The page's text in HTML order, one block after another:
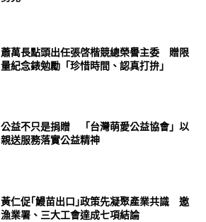
蕭萬長點頭出任張啓楷競總榮譽主委 贈限
量紀念錶勉勵「珍惜時間、認真打拚」
公益不只是捐贈 「台灣萌愛公益協會」以
親送服務落實公益精神
黃仁促｢鰻苗出口｣政策先凝聚產業共識 邀
漁業署、三大工會達成七項結論